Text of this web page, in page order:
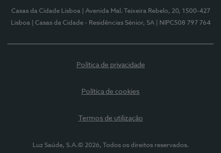
Casas da Cidade Lisboa
| Avenida Mal. Teixeira Rebelo, 20, 1500-427
Lisboa
| Casas da Cidade - Residências Sénior, SA | NIPC508 797 764
Política de privacidade
Política de cookies
Termos de utilização
Luz Saúde, S.A.© 2026, Todos os direitos reservados.